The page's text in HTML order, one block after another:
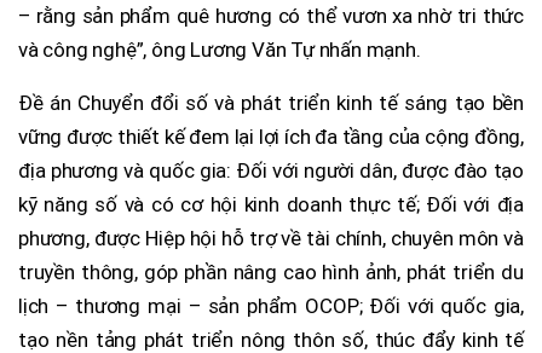
– rằng sản phẩm quê hương có thể vươn xa nhờ tri thức
và công nghệ”, ông Lương Văn Tự nhấn mạnh.
Đề án Chuyển đổi số và phát triển kinh tế sáng tạo bền
vững được thiết kế đem lại lợi ích đa tầng của cộng đồng,
địa phương và quốc gia: Đối với người dân, được đào tạo
kỹ năng số và có cơ hội kinh doanh thực tế; Đối với địa
phương, được Hiệp hội hỗ trợ về tài chính, chuyên môn và
truyền thông, góp phần nâng cao hình ảnh, phát triển du
lịch – thương mại – sản phẩm OCOP; Đối với quốc gia,
tạo nền tảng phát triển nông thôn số, thúc đẩy kinh tế